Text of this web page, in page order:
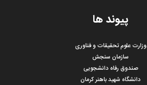
پیوند ها
وزارت علوم تحقیقات و فناوری
سازمان سنجش
صندوق رفاه دانشجویی
دانشگاه شهید باهنر کرمان